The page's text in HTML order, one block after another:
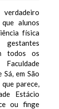
alunos
física
todos os
Sá, em São
parece,
Estácio
ou finge